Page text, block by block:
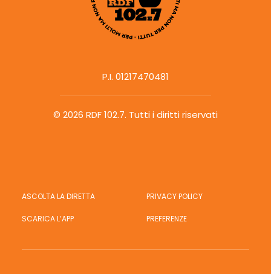
P.I. 01217470481
© 2026 RDF 102.7. Tutti i diritti riservati
ASCOLTA LA DIRETTA
SCARICA L’APP
PRIVACY POLICY
PREFERENZE